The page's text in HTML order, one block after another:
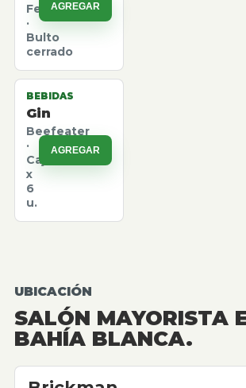
Felpita
·
Bulto
cerrado
AGREGAR
BEBIDAS
Gin
Beefeater
·
Caja
x
6
u.
AGREGAR
UBICACIÓN
SALÓN MAYORISTA
BAHÍA BLANCA.